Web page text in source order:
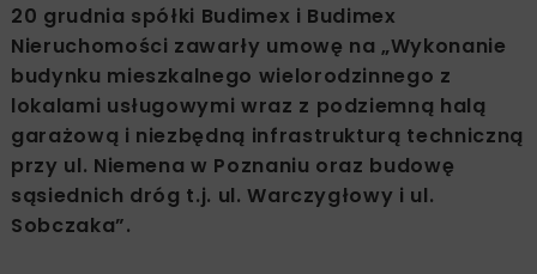
20 grudnia spółki Budimex i Budimex
Nieruchomości zawarły umowę na „Wykonanie
budynku mieszkalnego wielorodzinnego z
lokalami usługowymi wraz z podziemną halą
garażową i niezbędną infrastrukturą techniczną
przy ul. Niemena w Poznaniu oraz budowę
sąsiednich dróg t.j. ul. Warczygłowy i ul.
Sobczaka”.